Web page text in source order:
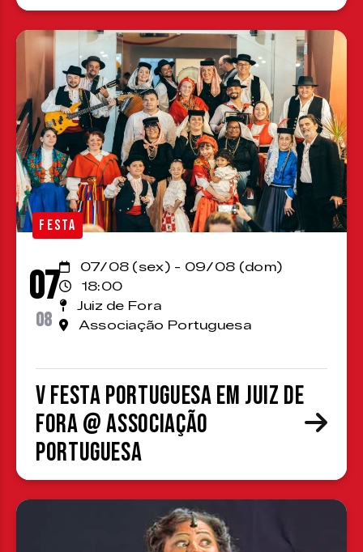
FESTA
07
08
07/08 (sex) - 09/08 (dom)
18:00
Juiz de Fora
Associação Portuguesa
V Festa Portuguesa em Juiz de
Fora @ Associação
Portuguesa